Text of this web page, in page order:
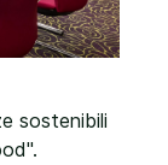
sostenibili